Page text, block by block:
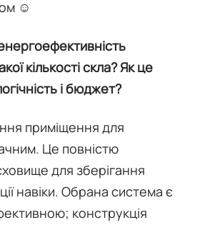
☺
кількості скла? Як це
і бюджет?
приміщення для
Це повністю
для зберігання
навіки. Обрана система є
конструкція